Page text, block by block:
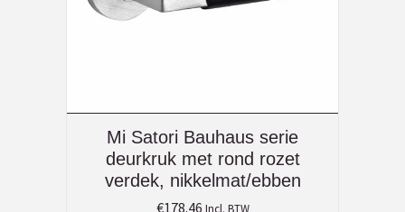
Mi Satori Bauhaus serie
deurkruk met rond rozet
verdek, nikkelmat/ebben
€178.46 Incl. BTW